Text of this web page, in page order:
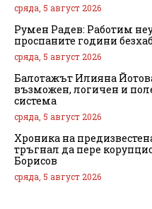
сряда, 5 август 2026
Румен Радев: Работим
проспаните години
сряда, 5 август 2026
Балотажът Илияна
възможен, логичен и
система
сряда, 5 август 2026
Хроника на
тръгнал да пере
Борисов
сряда, 5 август 2026